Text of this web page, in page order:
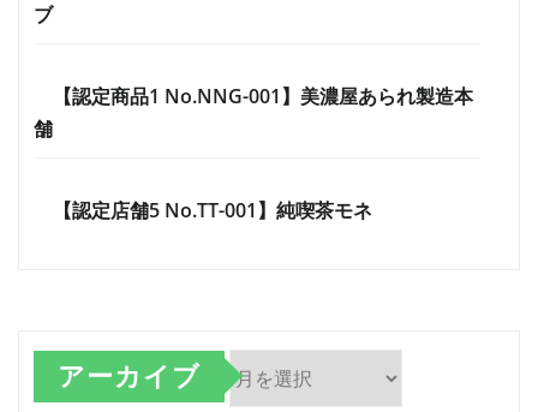
ブ
【認定商品1 No.NNG-001】美濃屋あられ製造本
舗
【認定店舗5 No.TT-001】純喫茶モネ
アーカイブ